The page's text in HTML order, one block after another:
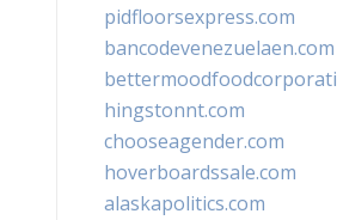
pidfloorsexpress.com
bancodevenezuelaen.com
hingstonnt.com
chooseagender.com
hoverboardssale.com
alaskapolitics.com